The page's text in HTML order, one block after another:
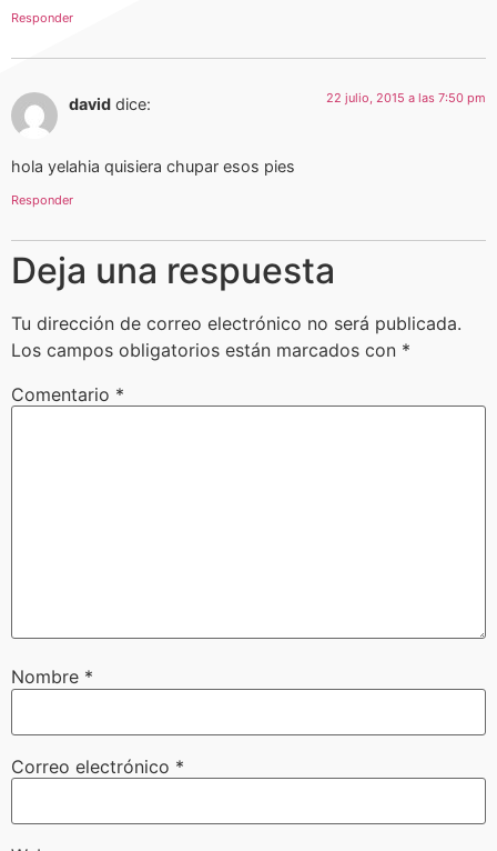
Responder
david dice: 22 julio, 2015 a las 7:50 pm
hola yelahia quisiera chupar esos pies
Responder
Deja una respuesta
Tu dirección de correo electrónico no será publicada.
Los campos obligatorios están marcados con *
Comentario *
Nombre *
Correo electrónico *